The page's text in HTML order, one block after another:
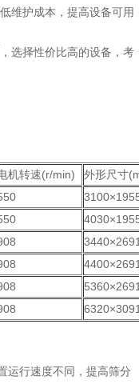
维护成本，提高设备可用
选择性价比高的设备，考
机转速(r/min)
外形尺寸
运行速度不同，提高筛分